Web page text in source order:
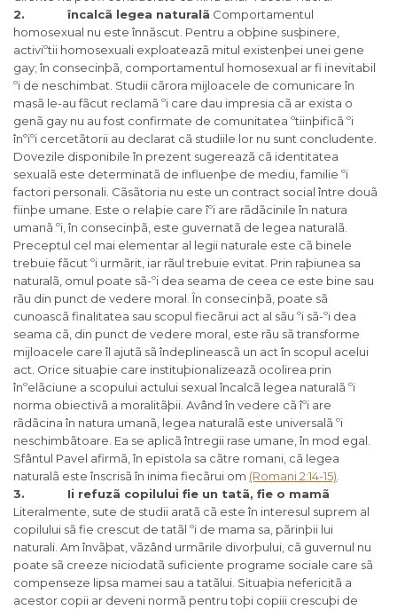
2. încalcã legea naturalã Comportamentul
homosexual nu este înnãscut. Pentru a obþine susþinere,
activiºtii homosexuali exploateazã mitul existenþei unei gene
gay; în consecinþã, comportamentul homosexual ar fi inevitabil
ºi de neschimbat. Studii cãrora mijloacele de comunicare în
masã le-au fãcut reclamã ºi care dau impresia cã ar exista o
genã gay nu au fost confirmate de comunitatea ºtiinþificã ºi
înºiºi cercetãtorii au declarat cã studiile lor nu sunt concludente.
Dovezile disponibile în prezent sugereazã cã identitatea
sexualã este determinatã de influenþe de mediu, familie ºi
factori personali. Cãsãtoria nu este un contract social între douã
fiinþe umane. Este o relaþie care îºi are rãdãcinile în natura
umanã ºi, în consecinþã, este guvernatã de legea naturalã.
Preceptul cel mai elementar al legii naturale este cã binele
trebuie fãcut ºi urmãrit, iar rãul trebuie evitat. Prin raþiunea sa
naturalã, omul poate sã-ºi dea seama de ceea ce este bine sau
rãu din punct de vedere moral. În consecinþã, poate sã
cunoascã finalitatea sau scopul fiecãrui act al sãu ºi sã-ºi dea
seama cã, din punct de vedere moral, este rãu sã transforme
mijloacele care îl ajutã sã îndeplineascã un act în scopul acelui
act. Orice situaþie care instituþionalizeazã ocolirea prin
înºelãciune a scopului actului sexual încalcã legea naturalã ºi
norma obiectivã a moralitãþii. Având în vedere cã îºi are
rãdãcina în natura umanã, legea naturalã este universalã ºi
neschimbãtoare. Ea se aplicã întregii rase umane, în mod egal.
Sfântul Pavel afirmã, în epistola sa cãtre romani, cã legea
naturalã este înscrisã în inima fiecãrui om (Romani 2:14-15)
3. Ii refuzã copilului fie un tatã, fie o mamã
Literalmente, sute de studii aratã cã este în interesul suprem al
copilului sã fie crescut de tatãl ºi de mama sa, pãrinþii lui
naturali. Am învãþat, vãzând urmãrile divorþului, cã guvernul nu
poate sã creeze niciodatã suficiente programe sociale care sã
compenseze lipsa mamei sau a tatãlui. Situaþia nefericitã a
acestor copii ar deveni normã pentru toþi copiii crescuþi de